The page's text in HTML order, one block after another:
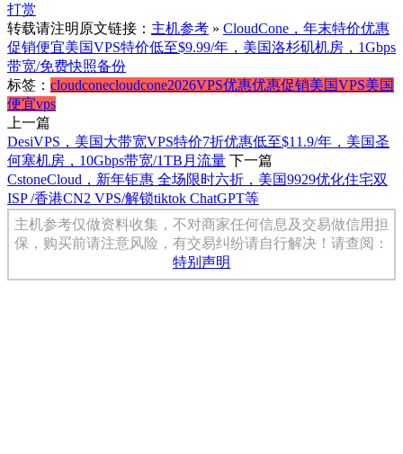
打赏
转载请注明原文链接： 主机参考 » CloudCone，年末特价优惠
促销便宜美国VPS特价低至$9.99/年，美国洛杉矶机房，1Gbps
带宽/免费快照备份
标签： cloudconecloudcone2026VPS优惠优惠促销美国VPS美国
便宜vps
上一篇
DesiVPS，美国大带宽VPS特价7折优惠低至$11.9/年，美国圣
何塞机房，10Gbps带宽/1TB月流量 下一篇
CstoneCloud，新年钜惠 全场限时六折，美国9929优化住宅双
ISP /香港CN2 VPS/解锁tiktok ChatGPT等
主机参考仅做资料收集，不对商家任何信息及交易做信用担
保，购买前请注意风险，有交易纠纷请自行解决！请查阅：
特别声明